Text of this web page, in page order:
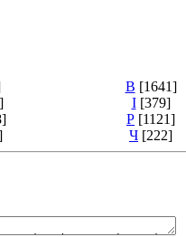
В [1641]
І [379]
Р [1121]
Ч [222]